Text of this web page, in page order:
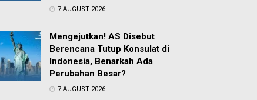
7 AUGUST 2026
Mengejutkan! AS Disebut
Berencana Tutup Konsulat di
Indonesia, Benarkah Ada
Perubahan Besar?
7 AUGUST 2026